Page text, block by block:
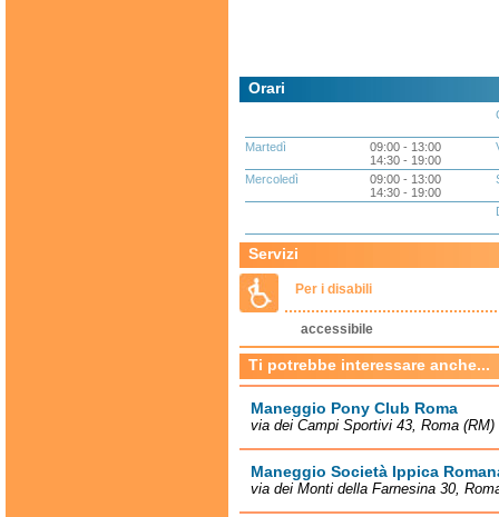
Orari
Martedì
09:00 - 13:00
14:30 - 19:00
Mercoledì
09:00 - 13:00
14:30 - 19:00
Servizi
Per i disabili
accessibile
Ti potrebbe interessare anche...
Maneggio Pony Club Roma
via dei Campi Sportivi 43, Roma (RM)
Maneggio Società Ippica
via dei Monti della Farnesina 30,